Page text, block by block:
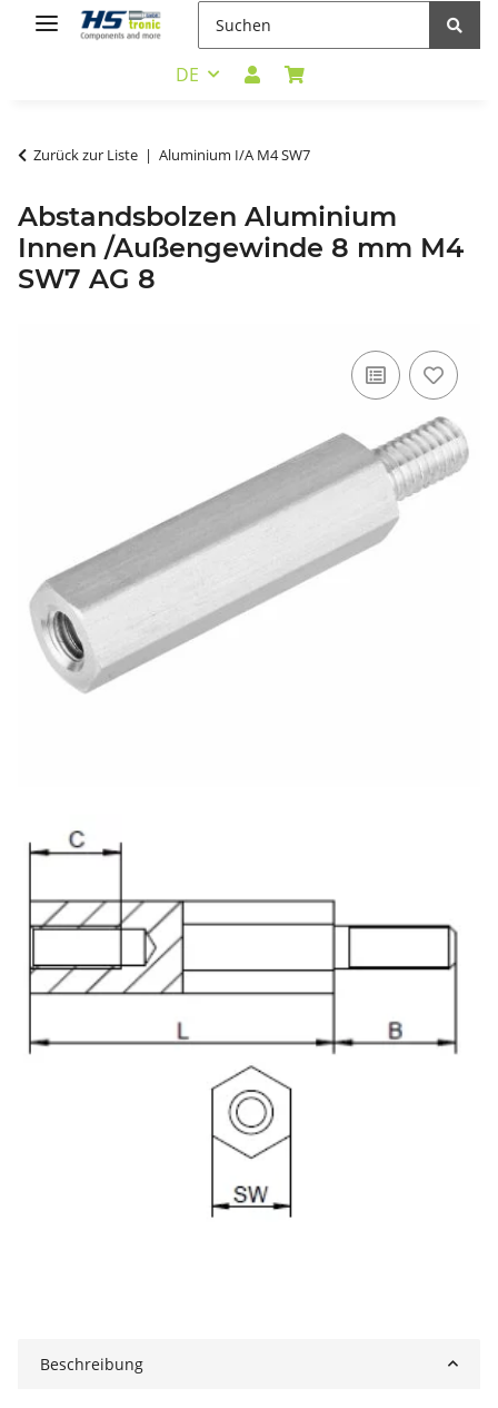
DE
Zurück zur Liste Aluminium I/A M4 SW7
Abstandsbolzen Aluminium
Innen /Außengewinde 8 mm M4
SW7 AG 8
Beschreibung